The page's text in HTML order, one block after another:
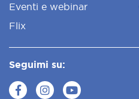
Eventi e webinar
Flix
Seguimi su: